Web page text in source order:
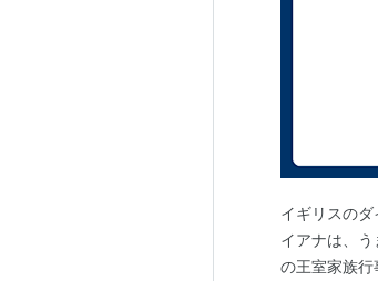
イギリスの
イアナは、
の王室家族